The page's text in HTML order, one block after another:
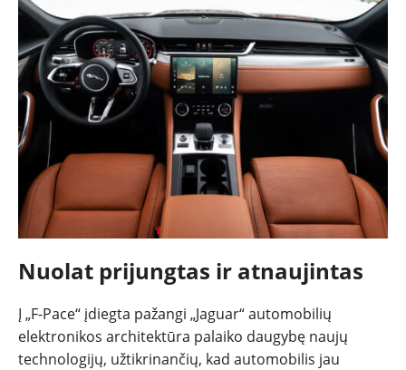
Nuolat prijungtas ir atnaujintas
Į „F-Pace“ įdiegta pažangi „Jaguar“ automobilių
elektronikos architektūra palaiko daugybę naujų
technologijų, užtikrinančių, kad automobilis jau